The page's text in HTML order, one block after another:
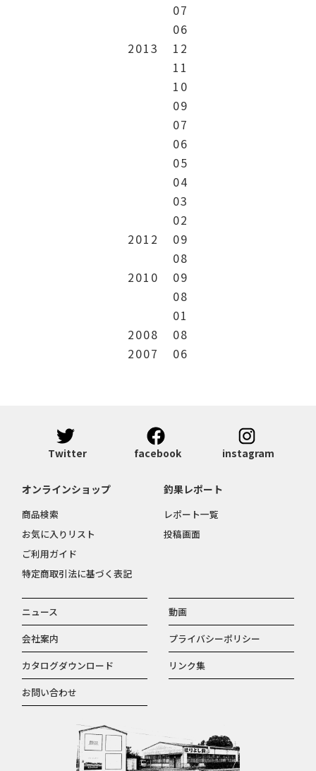
07
06
2013
12
11
10
09
07
06
05
04
03
02
2012
09
08
2010
09
08
01
2008
08
2007
06
Twitter facebook instagram
ニュース
動画
会社案内
プライバシーポリシー
カタログダウンロード
リンク集
お問い合わせ
オンラインショップ
商品検索
お気に入りリスト
ご利用ガイド
特定商取引法に基づく表記
釣果レポート
レポート一覧
投稿画面